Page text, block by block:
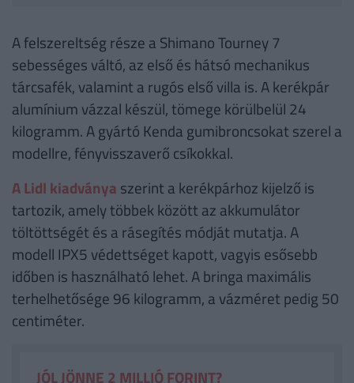
A felszereltség része a Shimano Tourney 7
sebességes váltó, az első és hátsó mechanikus
tárcsafék, valamint a rugós első villa is. A kerékpár
alumínium vázzal készül, tömege körülbelül 24
kilogramm. A gyártó Kenda gumibroncsokat szerel a
modellre, fényvisszaverő csíkokkal.
A Lidl kiadványa szerint a kerékpárhoz kijelző is
tartozik, amely többek között az akkumulátor
töltöttségét és a rásegítés módját mutatja. A
modell IPX5 védettséget kapott, vagyis esősebb
időben is használható lehet. A bringa maximális
terhelhetősége 96 kilogramm, a vázméret pedig 50
centiméter.
JÓL JÖNNE 2 MILLIÓ FORINT?